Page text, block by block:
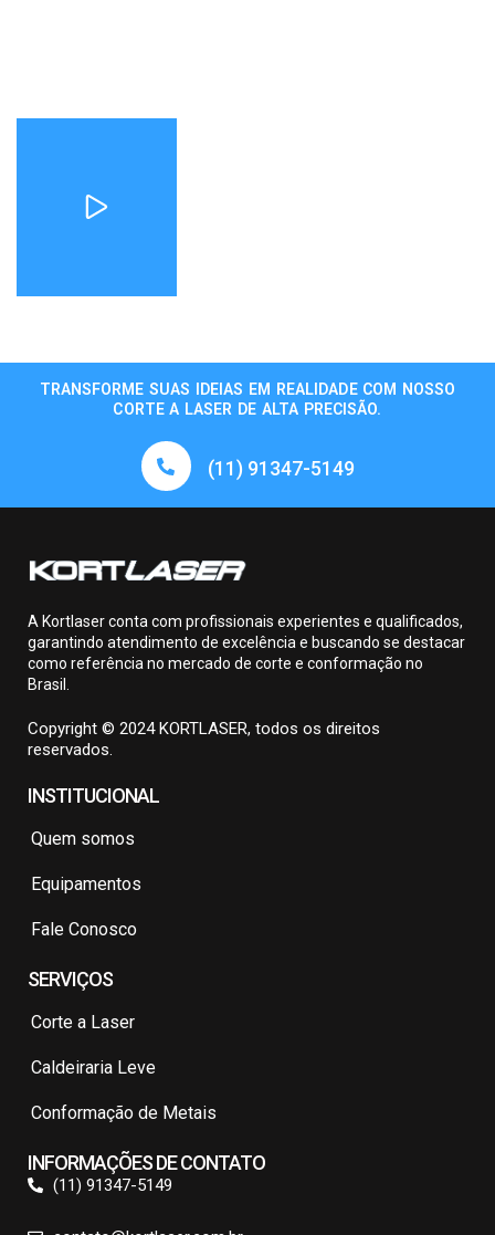
TRANSFORME SUAS IDEIAS EM REALIDADE COM NOSSO
CORTE A LASER DE ALTA PRECISÃO.
(11) 91347-5149
A Kortlaser conta com profissionais experientes e qualificados,
garantindo atendimento de excelência e buscando se destacar
como referência no mercado de corte e conformação no
Brasil.
Copyright © 2024 KORTLASER, todos os direitos
reservados.
INSTITUCIONAL
Quem somos
Equipamentos
Fale Conosco
SERVIÇOS
Corte a Laser
Caldeiraria Leve
Conformação de Metais
INFORMAÇÕES DE CONTATO
(11) 91347-5149